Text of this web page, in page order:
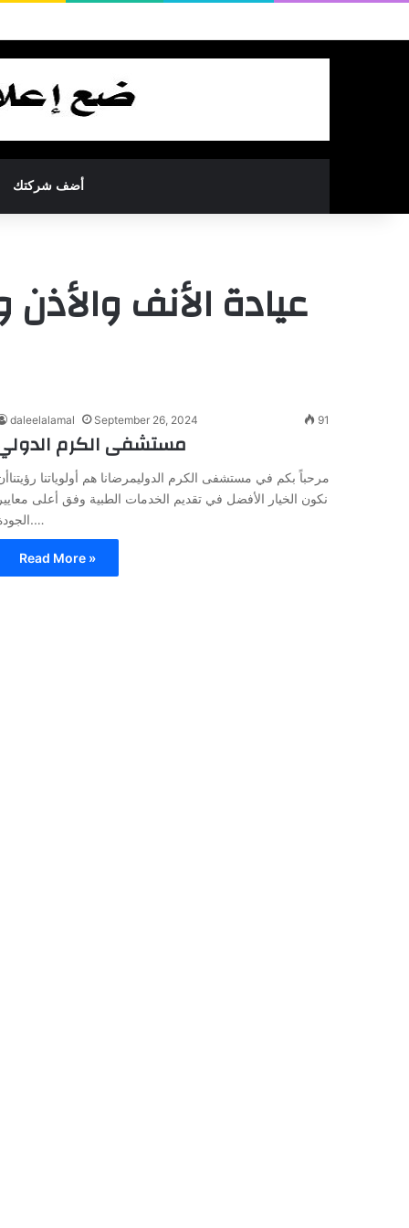
أضف شركتك
عيادة الأنف
daleelalamal September 26, 2024 91
مستشفى الكرم
مرحباً بكم في مستشفى الكرم الدوليمرضانا هم أولوياتنا
نكون الخيار الأفضل في تقديم الخدمات الطبية وفق أعلى
الجودة.…
Read More »